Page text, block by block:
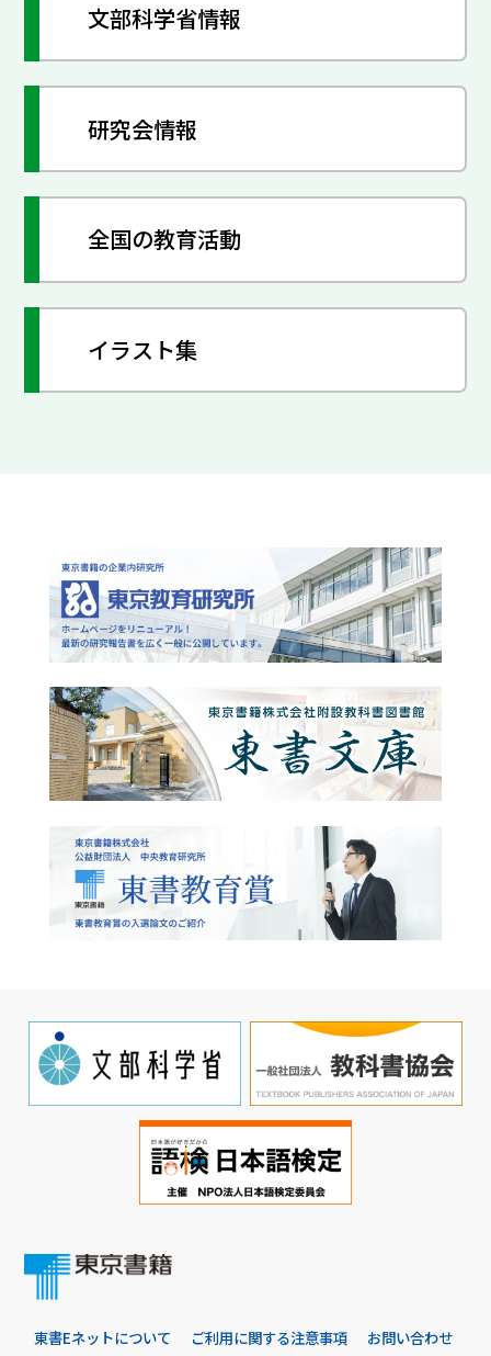
文部科学省情報
研究会情報
全国の教育活動
イラスト集
東書Eネットについて ご利用に関する注意事項
お問い合わせ